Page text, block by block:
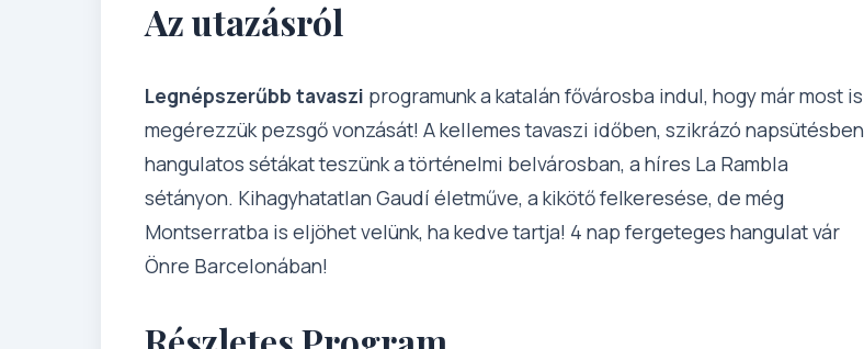
Az utazásról
Legnépszerűbb tavaszi programunk a katalán fővárosba indul, hogy már most is
megérezzük pezsgő vonzását! A kellemes tavaszi időben, szikrázó napsütésben
hangulatos sétákat teszünk a történelmi belvárosban, a híres La Rambla
sétányon. Kihagyhatatlan Gaudí életműve, a kikötő felkeresése, de még
Montserratba is eljöhet velünk, ha kedve tartja! 4 nap fergeteges hangulat vár
Önre Barcelonában!